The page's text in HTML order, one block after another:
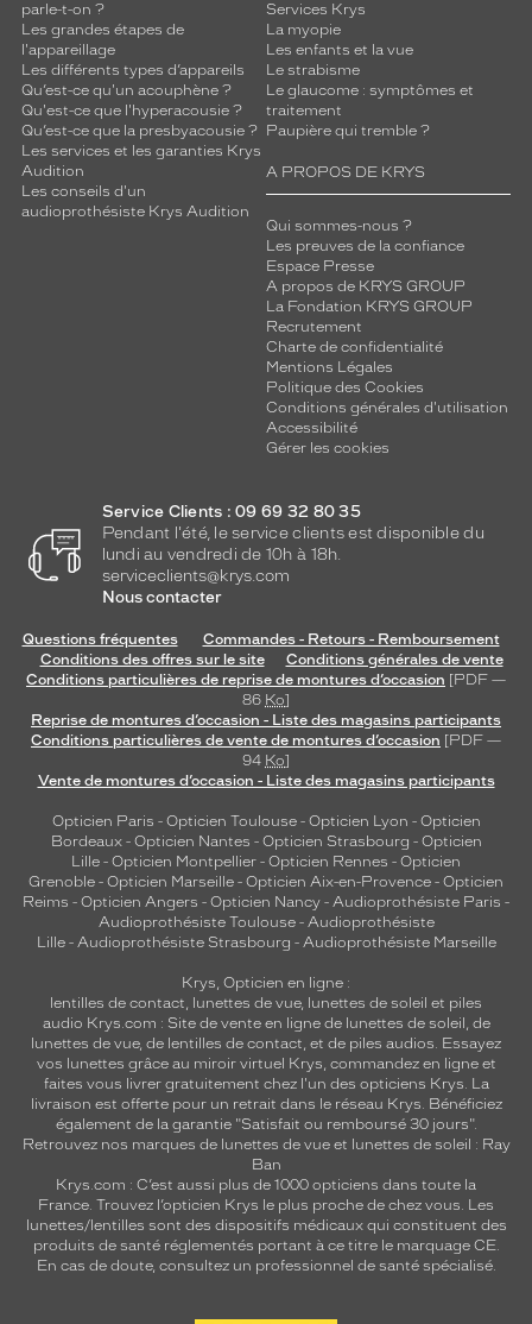
parle-t-on ?
Les grandes étapes de
l'appareillage
Les différents types d’appareils
Qu’est-ce qu'un acouphène ?
Qu'est-ce que l'hyperacousie ?
Qu’est-ce que la presbyacousie ?
Les services et les garanties Krys
Audition
Les conseils d'un
audioprothésiste Krys Audition
Services Krys
La myopie
Les enfants et la vue
Le strabisme
Le glaucome : symptômes et
traitement
Paupière qui tremble ?
A PROPOS DE KRYS
Qui sommes-nous ?
Les preuves de la confiance
Espace Presse
A propos de KRYS GROUP
La Fondation KRYS GROUP
Recrutement
Charte de confidentialité
Mentions Légales
Politique des Cookies
Conditions générales d'utilisation
Accessibilité
Gérer les cookies
Service Clients : 09 69 32 80 35
Pendant l'été, le service clients est disponible du
lundi au vendredi de 10h à 18h.
serviceclients@krys.com
Nous contacter
Questions fréquentes
Commandes - Retours - Remboursement
Conditions des offres sur le site
Conditions générales de vente
Conditions particulières de reprise de montures d’occasion [PDF —
86 Ko]
Reprise de montures d’occasion - Liste des magasins participants
Conditions particulières de vente de montures d’occasion [PDF —
94 Ko]
Vente de montures d’occasion - Liste des magasins participants
Opticien Paris - Opticien Toulouse- Opticien Lyon - Opticien
Bordeaux- Opticien Nantes - Opticien Strasbourg - Opticien
Lille - Opticien Montpellier - Opticien Rennes - Opticien
Grenoble - Opticien Marseille - Opticien Aix-en-Provence - Opticien
Reims - Opticien Angers - Opticien Nancy - Audioprothésiste Paris -
Audioprothésiste Toulouse- Audioprothésiste
Lille- Audioprothésiste Strasbourg - Audioprothésiste Marseille
Krys, Opticien en ligne :
lentilles de contact, lunettes de vue, lunettes de soleil et piles
audio Krys.com : Site de vente en ligne de lunettes de soleil, de
lunettes de vue, de lentilles de contact, et de piles audios. Essayez
vos lunettes grâce au miroir virtuel Krys, commandez en ligne et
faites vous livrer gratuitement chez l'un des opticiens Krys. La
livraison est offerte pour un retrait dans le réseau Krys. Bénéficiez
également de la garantie "Satisfait ou remboursé 30 jours".
Retrouvez nos marques de lunettes de vue et lunettes de soleil : Ray
Ban
Krys.com : C’est aussi plus de 1000 opticiens dans toute la
France. Trouvez l’opticien Krys le plus proche de chez vous. Les
lunettes/lentilles sont des dispositifs médicaux qui constituent des
produits de santé réglementés portant à ce titre le marquage CE.
En cas de doute, consultez un professionnel de santé spécialisé.